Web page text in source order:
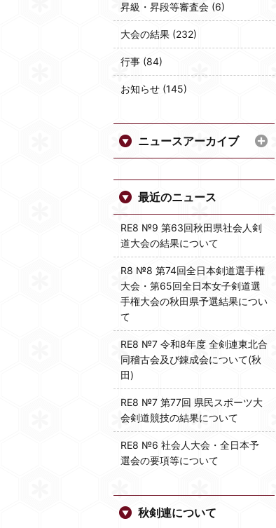
昇級・昇段等審査会 (6)
大会の結果 (232)
行事 (84)
お知らせ (145)
ニュースアーカイブ
最近のニュース
RE8 №9 第63回秋田県社会人剣
道大会の結果について
R8 №8 第74回全日本剣道選手権
大会・第65回全日本女子剣道選
手権大会の秋田県予選結果につい
て
RE8 №7 令和8年度 全剣連東北合
同稽古会及び錬成会について(秋
田)
RE8 №7 第77回 県民スポーツ大
会剣道競技の結果について
RE8 №6 社会人大会・全日本予
選会の要項等について
秋剣連について